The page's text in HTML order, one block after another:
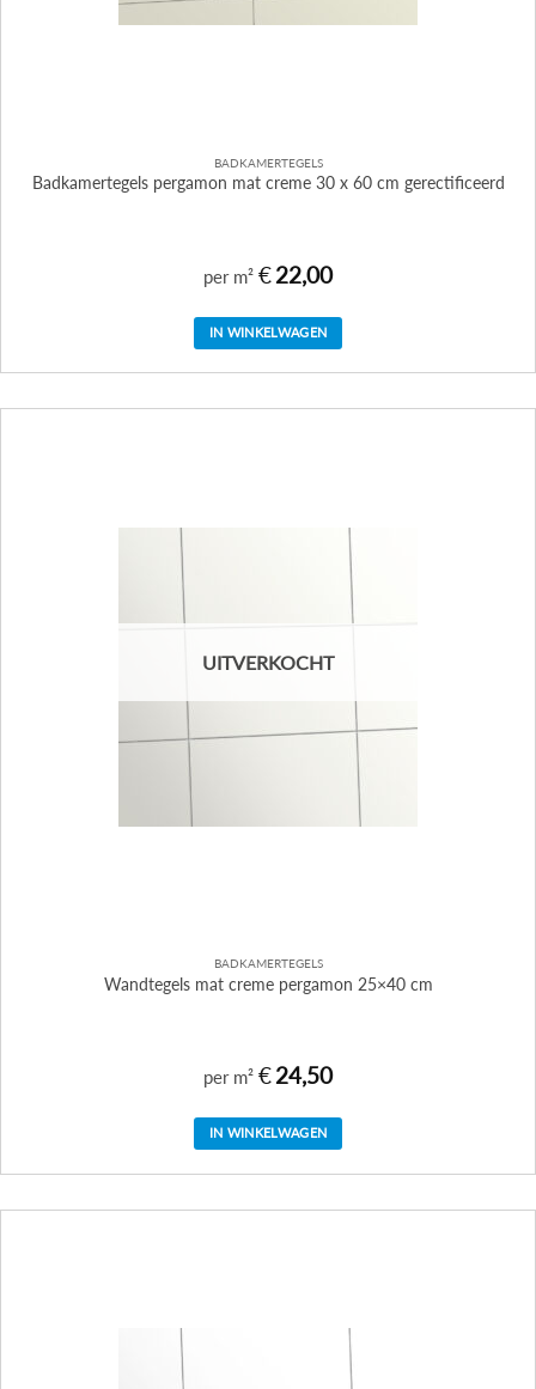
BADKAMERTEGELS
Badkamertegels pergamon mat creme 30 x 60 cm gerectificeerd
per m² €22,00
IN WINKELWAGEN
UITVERKOCHT
BADKAMERTEGELS
Wandtegels mat creme pergamon 25×40 cm
per m² €24,50
IN WINKELWAGEN